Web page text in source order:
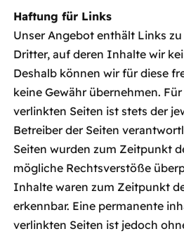
Haftung für Links
Unser Angebot enthält Links
Dritter, auf deren Inhalte wir
Deshalb können wir für diese
keine Gewähr übernehmen.
verlinkten Seiten ist stets der
Betreiber der Seiten
Seiten wurden zum Zeitpunkt
mögliche Rechtsverstöße
Inhalte waren zum Zeitpunkt
erkennbar. Eine permanente
verlinkten Seiten ist jedoch